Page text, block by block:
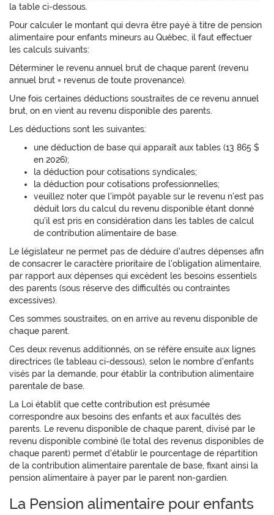
la table ci-dessous.
Pour calculer le montant qui devra être payé à titre de pension
alimentaire pour enfants mineurs au Québec, il faut effectuer
les calculs suivants:
Déterminer le revenu annuel brut de chaque parent (revenu
annuel brut = revenus de toute provenance).
Une fois certaines déductions soustraites de ce revenu annuel
brut, on en vient au revenu disponible des parents.
Les déductions sont les suivantes:
une déduction de base qui apparaît aux tables (13 865 $
en 2026);
la déduction pour cotisations syndicales;
la déduction pour cotisations professionnelles;
veuillez noter que l'impôt payable sur le revenu n'est pas
déduit lors du calcul du revenu disponible étant donné
qu'il est pris en considération dans les tables de calcul
de contribution alimentaire de base.
Le législateur ne permet pas de déduire d'autres dépenses afin
de consacrer le caractère prioritaire de l'obligation alimentaire,
par rapport aux dépenses qui excèdent les besoins essentiels
des parents (sous réserve des difficultés ou contraintes
excessives).
Ces sommes soustraites, on en arrive au revenu disponible de
chaque parent.
Ces deux revenus additionnés, on se réfère ensuite aux lignes
directrices (le tableau ci-dessous), selon le nombre d'enfants
visés par la demande, pour établir la contribution alimentaire
parentale de base.
La Loi établit que cette contribution est présumée
correspondre aux besoins des enfants et aux facultés des
parents. Le revenu disponible de chaque parent, divisé par le
revenu disponible combiné (le total des revenus disponibles de
chaque parent) permet d'établir le pourcentage de répartition
de la contribution alimentaire parentale de base, fixant ainsi la
pension alimentaire à payer par le parent non-gardien.
La Pension alimentaire pour enfants